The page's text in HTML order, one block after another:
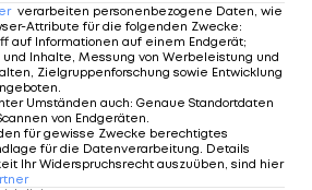
verschafft sich der
für die
(16.) und Verlic (24./PP)
Sieg bei den
verarbeiten personenbezogene Daten, wie
Attribute für die folgenden Zwecke:
auf Informationen auf einem Endgerät;
Inhalte, Messung von Werbeleistung und
Zielgruppenforschung sowie Entwicklung
Umständen auch: Genaue Standortdaten
von Endgeräten
für gewisse Zwecke berechtigtes
für die Datenverarbeitung. Details
Ihr Widerspruchsrecht auszuüben, sind hier